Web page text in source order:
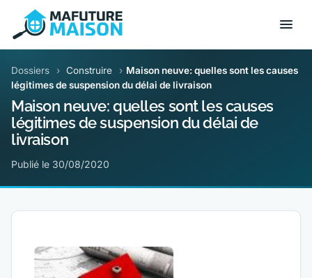
Dossiers › Construire › Maison neuve: quelles sont les causes
légitimes de suspension du délai de livraison
Maison neuve: quelles sont les causes
légitimes de suspension du délai de
livraison
Publié le 30/08/2020